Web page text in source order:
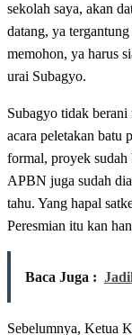
sekolah saya, akan
datang, ya
memohon, ya harus
urai Subagyo.
Subagyo tidak berani
acara peletakan batu
formal, proyek sudah
APBN juga sudah
tahu. Yang hapal
Peresmian itu kan
Baca Juga :
Sebelumnya, Ketua